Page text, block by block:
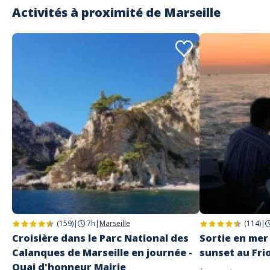
Activités à proximité de Marseille
(159)| 7h | Marseille
Croisière dans le Parc National des
Calanques de Marseille en journée -
Quai d'honneur Mairie
(114)|
Sortie en
sunset au